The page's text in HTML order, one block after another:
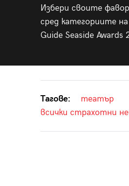
Избери своите
сред категориите
Guide Seaside Awards
Тагове: театър
всички страхотни